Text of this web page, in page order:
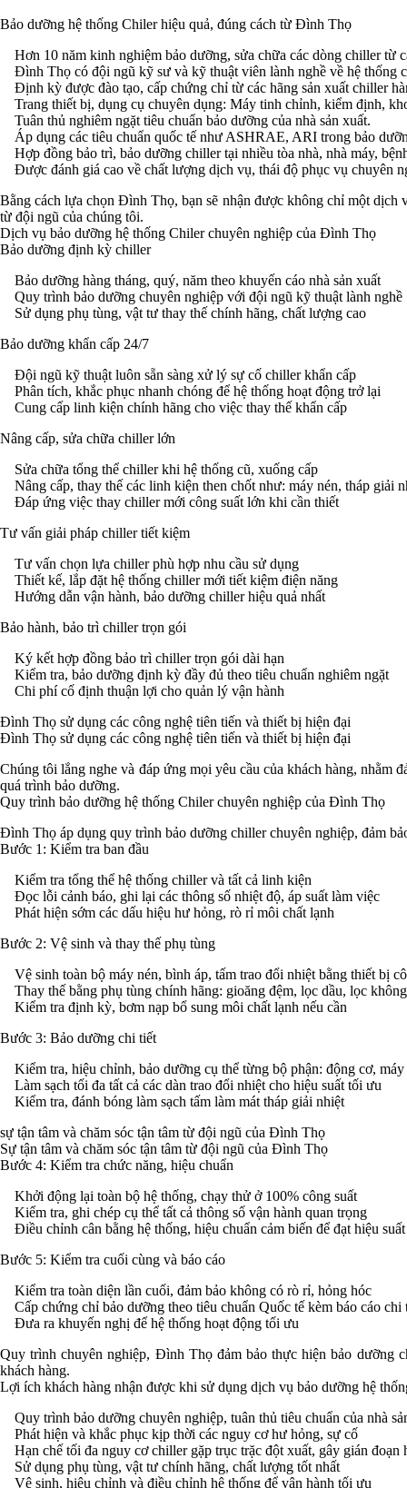
Bảo dưỡng hệ thống Chiler hiệu quả, đúng cách từ Đình Thọ
Hơn 10 năm kinh nghiệm bảo dưỡng, sửa chữa các dòng chiller từ
Đình Thọ có đội ngũ kỹ sư và kỹ thuật viên lành nghề về hệ thống
Định kỳ được đào tạo, cấp chứng chỉ từ các hãng sản xuất chiller
Trang thiết bị, dụng cụ chuyên dụng: Máy tinh chỉnh, kiểm định,
Tuân thủ nghiêm ngặt tiêu chuẩn bảo dưỡng của nhà sản xuất.
Áp dụng các tiêu chuẩn quốc tế như ASHRAE, ARI trong bảo
Hợp đồng bảo trì, bảo dưỡng chiller tại nhiều tòa nhà, nhà máy,
Được đánh giá cao về chất lượng dịch vụ, thái độ phục vụ chuyên
Bằng cách lựa chọn Đình Thọ, bạn sẽ nhận được không chỉ một dịch
từ đội ngũ của chúng tôi.
Dịch vụ bảo dưỡng hệ thống Chiler chuyên nghiệp của Đình Thọ
Bảo dưỡng định kỳ chiller
Bảo dưỡng hàng tháng, quý, năm theo khuyến cáo nhà sản xuất
Quy trình bảo dưỡng chuyên nghiệp với đội ngũ kỹ thuật lành nghề
Sử dụng phụ tùng, vật tư thay thế chính hãng, chất lượng cao
Bảo dưỡng khẩn cấp 24/7
Đội ngũ kỹ thuật luôn sẵn sàng xử lý sự cố chiller khẩn cấp
Phân tích, khắc phục nhanh chóng để hệ thống hoạt động trở lại
Cung cấp linh kiện chính hãng cho việc thay thế khẩn cấp
Nâng cấp, sửa chữa chiller lớn
Sửa chữa tổng thể chiller khi hệ thống cũ, xuống cấp
Nâng cấp, thay thế các linh kiện then chốt như: máy nén, tháp giải
Đáp ứng việc thay chiller mới công suất lớn khi cần thiết
Tư vấn giải pháp chiller tiết kiệm
Tư vấn chọn lựa chiller phù hợp nhu cầu sử dụng
Thiết kế, lắp đặt hệ thống chiller mới tiết kiệm điện năng
Hướng dẫn vận hành, bảo dưỡng chiller hiệu quả nhất
Bảo hành, bảo trì chiller trọn gói
Ký kết hợp đồng bảo trì chiller trọn gói dài hạn
Kiểm tra, bảo dưỡng định kỳ đầy đủ theo tiêu chuẩn nghiêm ngặt
Chi phí cố định thuận lợi cho quản lý vận hành
Đình Thọ sử dụng các công nghệ tiên tiến và thiết bị hiện đại
Đình Thọ sử dụng các công nghệ tiên tiến và thiết bị hiện đại
Chúng tôi lắng nghe và đáp ứng mọi yêu cầu của khách hàng, nhằm
quá trình bảo dưỡng.
Quy trình bảo dưỡng hệ thống Chiler chuyên nghiệp của Đình Thọ
Đình Thọ áp dụng quy trình bảo dưỡng chiller chuyên nghiệp, đảm
Bước 1: Kiểm tra ban đầu
Kiểm tra tổng thể hệ thống chiller và tất cả linh kiện
Đọc lỗi cảnh báo, ghi lại các thông số nhiệt độ, áp suất làm việc
Phát hiện sớm các dấu hiệu hư hỏng, rò rỉ môi chất lạnh
Bước 2: Vệ sinh và thay thế phụ tùng
Vệ sinh toàn bộ máy nén, bình áp, tấm trao đổi nhiệt bằng thiết bị
Thay thế bằng phụ tùng chính hãng: gioăng đệm, lọc dầu, lọc
Kiểm tra định kỳ, bơm nạp bổ sung môi chất lạnh nếu cần
Bước 3: Bảo dưỡng chi tiết
Kiểm tra, hiệu chỉnh, bảo dưỡng cụ thể từng bộ phận: động cơ,
Làm sạch tối đa tất cả các dàn trao đổi nhiệt cho hiệu suất tối ưu
Kiểm tra, đánh bóng làm sạch tấm làm mát tháp giải nhiệt
sự tận tâm và chăm sóc tận tâm từ đội ngũ của Đình Thọ
Sự tận tâm và chăm sóc tận tâm từ đội ngũ của Đình Thọ
Bước 4: Kiểm tra chức năng, hiệu chuẩn
Khởi động lại toàn bộ hệ thống, chạy thử ở 100% công suất
Kiểm tra, ghi chép cụ thể tất cả thông số vận hành quan trọng
Điều chỉnh cân bằng hệ thống, hiệu chuẩn cảm biến để đạt hiệu
Bước 5: Kiểm tra cuối cùng và báo cáo
Kiểm tra toàn diện lần cuối, đảm bảo không có rò rỉ, hỏng hóc
Cấp chứng chỉ bảo dưỡng theo tiêu chuẩn Quốc tế kèm báo cáo chi
Đưa ra khuyến nghị để hệ thống hoạt động tối ưu
Quy trình chuyên nghiệp, Đình Thọ đảm bảo thực hiện bảo dưỡng
khách hàng.
Lợi ích khách hàng nhận được khi sử dụng dịch vụ bảo dưỡng hệ
Quy trình bảo dưỡng chuyên nghiệp, tuân thủ tiêu chuẩn của nhà
Phát hiện và khắc phục kịp thời các nguy cơ hư hỏng, sự cố
Hạn chế tối đa nguy cơ chiller gặp trục trặc đột xuất, gây gián đoạn
Sử dụng phụ tùng, vật tư chính hãng, chất lượng tốt nhất
Vệ sinh, hiệu chỉnh và điều chỉnh hệ thống để vận hành tối ưu